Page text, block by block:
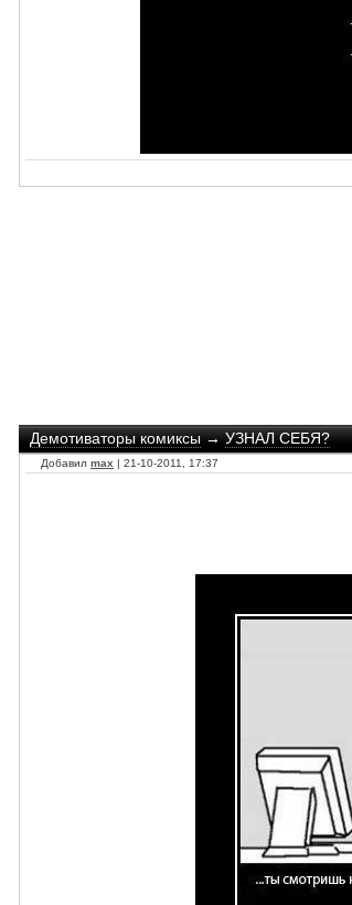
Демотиваторы комиксы→УЗНАЛ СЕБЯ?
Добавил max | 21-10-2011, 17:37